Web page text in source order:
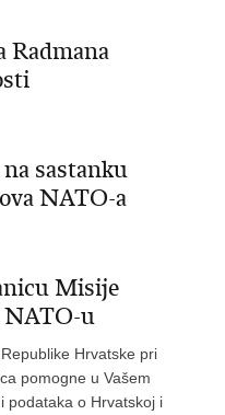
Radmana
sastanku
NATO-a
Misije
NATO-u
Hrvatske pri
pomogne u Vašem
podataka o Hrvatskoj i